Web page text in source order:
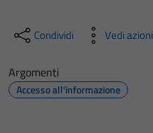
Condividi Vedi azioni
Argomenti
Accesso all'informazione